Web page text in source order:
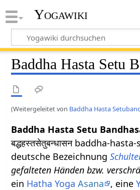
Yogawiki
Baddha Hasta Setu
(Weitergeleitet von Baddha Hasta
Baddha Hasta Setu
बद्धहस्तसेतुबन्धासन baddha-
deutsche Bezeichnung
gefalteten Händen bzw.
ein Hatha Yoga Asana , eine